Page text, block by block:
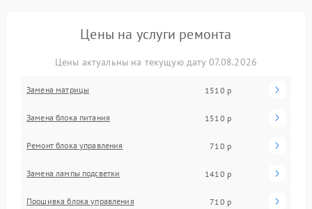
Цены на услуги ремонта
Цены актуальны на текущую дату 07.08.2026
Замена матрицы 1510 р
Замена блока питания 1510 р
Ремонт блока управления 710 р
Замена лампы подсветки 1410 р
Прошивка блока управления 710 р